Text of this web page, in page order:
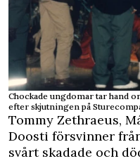
Chockade ungdomar tar hand
efter skjutningen på
Tommy Zethraeus,
Doosti försvinner
svårt skadade och